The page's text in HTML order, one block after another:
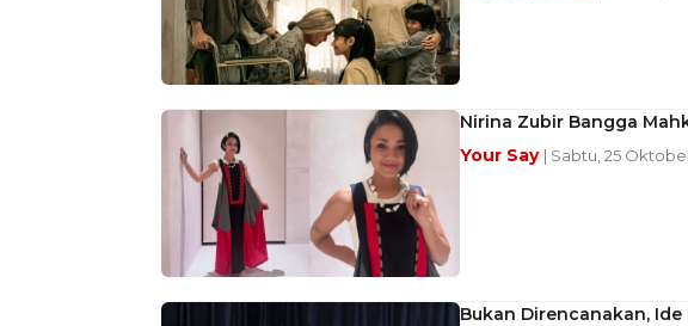
Nirina Zubir Bangga
Your Say | Sabtu, 25
Bukan Direncanakan,